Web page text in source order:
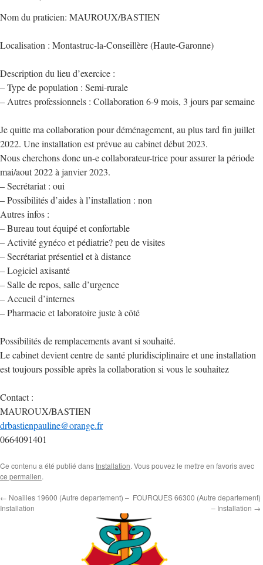
Nom du praticien: MAUROUX/BASTIEN
Localisation : Montastruc-la-Conseillère (Haute-Garonne)
Description du lieu d’exercice :
– Type de population : Semi-rurale
– Autres professionnels : Collaboration 6-9 mois, 3 jours par semaine
Je quitte ma collaboration pour déménagement, au plus tard fin juillet
2022. Une installation est prévue au cabinet début 2023.
Nous cherchons donc un-e collaborateur-trice pour assurer la période
mai/aout 2022 à janvier 2023.
– Secrétariat : oui
– Possibilités d’aides à l’installation : non
Autres infos :
– Bureau tout équipé et confortable
– Activité gynéco et pédiatrie? peu de visites
– Secrétariat présentiel et à distance
– Logiciel axisanté
– Salle de repos, salle d’urgence
– Accueil d’internes
– Pharmacie et laboratoire juste à côté
Possibilités de remplacements avant si souhaité.
Le cabinet devient centre de santé pluridisciplinaire et une installation
est toujours possible après la collaboration si vous le souhaitez
Contact :
MAUROUX/BASTIEN
drbastienpauline@orange.fr
0664091401
Ce contenu a été publié dans Installation. Vous pouvez le mettre en favoris avec
ce permalien.
← Noailles 19600 (Autre departement) –
Installation
FOURQUES 66300 (Autre departement)
– Installation →